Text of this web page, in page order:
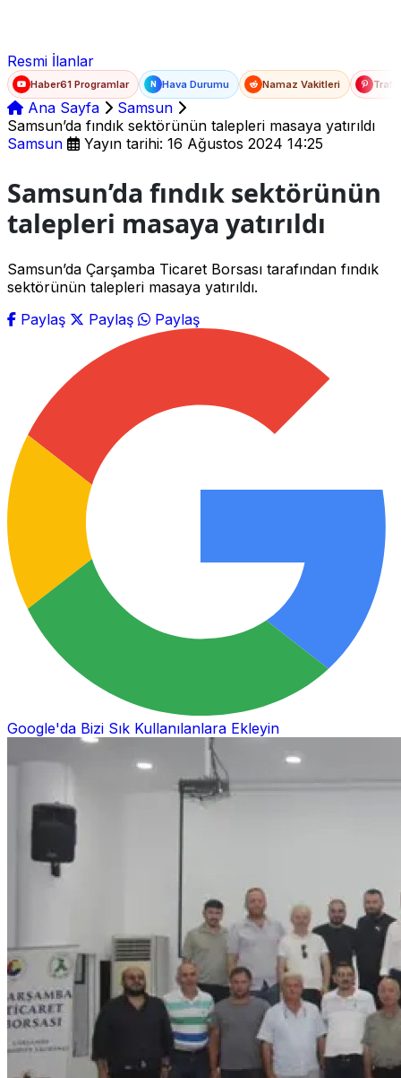
Resmi İlanlar
Haber61 Programlar N Hava Durumu Namaz Vakitleri
Ana Sayfa
Samsun
Samsun’da fındık sektörünün talepleri masaya yatırıldı
Samsun
Yayın tarihi: 16 Ağustos 2024 14:25
Samsun’da fındık sektörünün
talepleri masaya yatırıldı
Samsun’da Çarşamba Ticaret Borsası tarafından fındık
sektörünün talepleri masaya yatırıldı.
Paylaş
Paylaş Paylaş
Google'da Bizi Sık Kullanılanlara Ekleyin